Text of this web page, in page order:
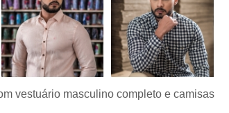
Xadrez Masculina Plus Size
Camisa
Masculina Manga Curta Slim Fit
Camisa Slim Fit
Camisa Slim Fit Luxo
Camisa Social Masculina Slim Fit
Camisa
Camisa
vestuário masculino completo e camisas